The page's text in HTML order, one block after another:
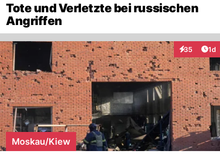
Tote und Verletzte bei russischen
Angriffen
35
Interaktionen
1d
Moskau/Kiew